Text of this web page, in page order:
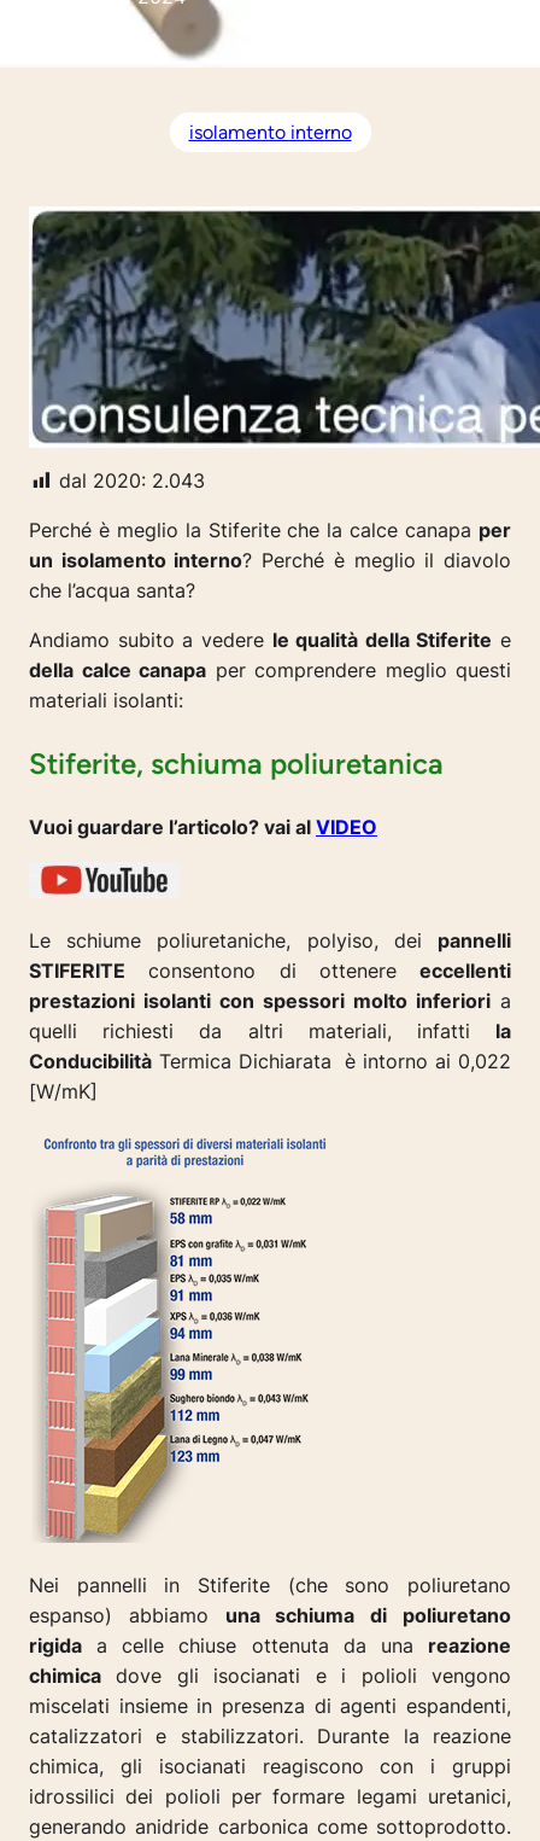
isolamento interno
dal 2020: 2.043
Perché è meglio la Stiferite che la calce canapa per
un isolamento interno? Perché è meglio il diavolo
che l’acqua santa?
Andiamo subito a vedere le qualità della Stiferite e
della calce canapa per comprendere meglio questi
materiali isolanti:
Stiferite, schiuma poliuretanica
Vuoi guardare l’articolo? vai al VIDEO
Le schiume poliuretaniche, polyiso, dei pannelli
STIFERITE consentono di ottenere eccellenti
prestazioni isolanti con spessori molto inferiori a
quelli richiesti da altri materiali, infatti la
Conducibilità Termica Dichiarata è intorno ai 0,022
[W/mK]
Nei pannelli in Stiferite (che sono poliuretano
espanso) abbiamo una schiuma di poliuretano
rigida a celle chiuse ottenuta da una reazione
chimica dove gli isocianati e i polioli vengono
miscelati insieme in presenza di agenti espandenti,
catalizzatori e stabilizzatori. Durante la reazione
chimica, gli isocianati reagiscono con i gruppi
idrossilici dei polioli per formare legami uretanici,
generando anidride carbonica come sottoprodotto.